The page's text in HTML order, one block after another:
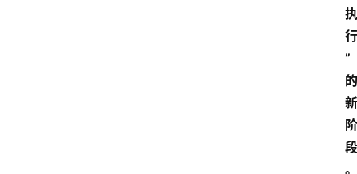
执
行
”
的
新
阶
段
。